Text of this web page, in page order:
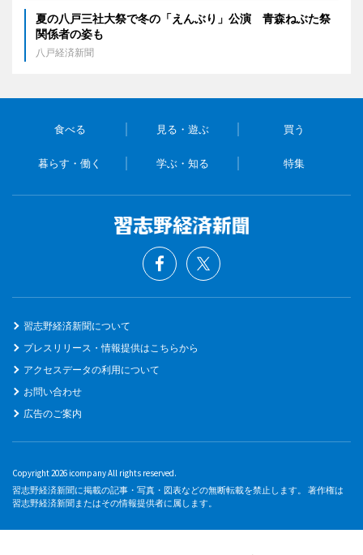
夏の八戸三社大祭で冬の「えんぶり」公演 青森ねぶた祭
関係者の姿も
八戸経済新聞
食べる 見る・遊ぶ 買う
暮らす・働く 学ぶ・知る 特集
習志野経済新聞について
プレスリリース・情報提供はこちらから
アクセスデータの利用について
お問い合わせ
広告のご案内
Copyright 2026 icompany All rights reserved.
習志野経済新聞に掲載の記事・写真・図表などの無断転載を禁止します。 著作権は
習志野経済新聞またはその情報提供者に属します。